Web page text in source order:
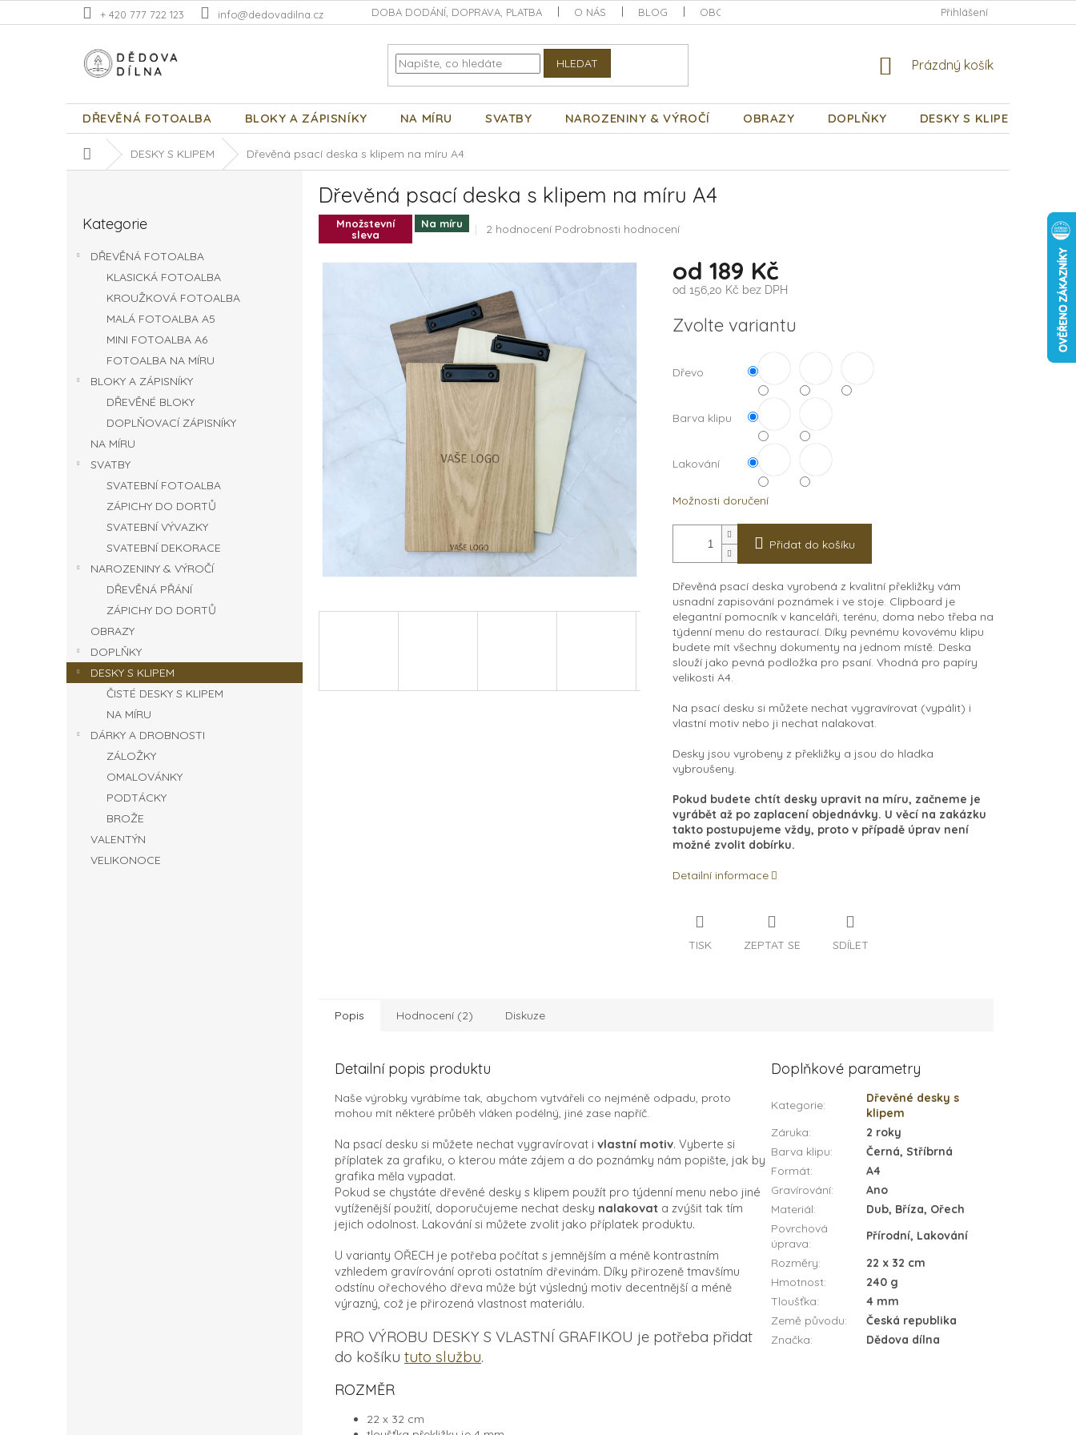
na
+ 420 777 722 123 info@dedovadilna.cz DOBA DODÁNÍ, DOPRAVA, PLATBA O NÁS BLOG OBCHODNÍ PODMÍNKY PODMÍNKY OCHRANY OSOBNÍCH ÚDAJŮ
Přihlášení
HLEDAT
NÁKUPNÍ
Prázdný košík
DŘEVĚNÁ FOTOALBA BLOKY A ZÁPISNÍKY NA MÍRU SVATBY NAROZENINY & VÝROČÍ OBRAZY DOPLŇKY DESKY S KLIPEM
Domů DESKY S KLIPEM Dřevěná psací deska s klipem na míru A4
kategorie
Kategorie
DŘEVĚNÁ FOTOALBA
KLASICKÁ FOTOALBA
KROUŽKOVÁ FOTOALBA
MALÁ FOTOALBA A5
MINI FOTOALBA A6
FOTOALBA NA MÍRU
BLOKY A ZÁPISNÍKY
DŘEVĚNÉ BLOKY
DOPLŇOVACÍ ZÁPISNÍKY
NA MÍRU
SVATBY
SVATEBNÍ FOTOALBA
ZÁPICHY DO DORTŮ
SVATEBNÍ VÝVAZKY
SVATEBNÍ DEKORACE
NAROZENINY & VÝROČÍ
DŘEVĚNÁ PŘÁNÍ
ZÁPICHY DO DORTŮ
OBRAZY
DOPLŇKY
DESKY S KLIPEM
ČISTÉ DESKY S KLIPEM
NA MÍRU
DÁRKY A DROBNOSTI
ZÁLOŽKY
OMALOVÁNKY
PODTÁCKY
BROŽE
VALENTÝN
VELIKONOCE
Dřevěná psací deska s klipem na míru A4
Množstevní
sleva
Na míru
Průměrné
z
5
hvězdiček.
2 hodnocení Podrobnosti hodnocení
od 189 Kč
od 156,20 Kč bez DPH
cena:
Zvolte variantu
Dřevo
Barva klipu
Lakování
Možnosti doručení
Přidat do košíku
Dřevěná psací deska vyrobená z kvalitní překližky vám
usnadní zapisování poznámek i ve stoje. Clipboard je
elegantní pomocník v kanceláři, terénu, doma nebo třeba na
týdenní menu do restaurací. Díky pevnému kovovému klipu
budete mít všechny dokumenty na jednom místě. Deska
slouží jako pevná podložka pro psaní. Vhodná pro papíry
velikosti A4.
Na psací desku si můžete nechat vygravírovat (vypálit) i
vlastní motiv nebo ji nechat nalakovat.
Desky jsou vyrobeny z překližky a jsou do hladka
vybroušeny.
Pokud budete chtít desky upravit na míru, začneme je
vyrábět až po zaplacení objednávky. U věcí na zakázku
takto postupujeme vždy, proto v případě úprav není
možné zvolit dobírku.
Detailní informace
TISK ZEPTAT SE SDÍLET
Popis Hodnocení (2) Diskuze
Detailní popis produktu
Naše výrobky vyrábíme tak, abychom vytvářeli co nejméně odpadu, proto
mohou mít některé průběh vláken podélný, jiné zase napříč.
Na psací desku si můžete nechat vygravírovat i vlastní motiv. Vyberte si
příplatek za grafiku, o kterou máte zájem a do poznámky nám popište, jak by
grafika měla vypadat.
Pokud se chystáte dřevěné desky s klipem použít pro týdenní menu nebo jiné
vytíženější použití, doporučujeme nechat desky nalakovat a zvýšit tak tím
jejich odolnost. Lakování si můžete zvolit jako příplatek produktu.
U varianty OŘECH je potřeba počítat s jemnějším a méně kontrastním
vzhledem gravírování oproti ostatním dřevinám. Díky přirozeně tmavšímu
odstínu ořechového dřeva může být výsledný motiv decentnější a méně
výrazný, což je přirozená vlastnost materiálu.
PRO VÝROBU DESKY S VLASTNÍ GRAFIKOU je potřeba přidat
do košíku tuto službu.
ROZMĚR
22 x 32 cm
Doplňkové parametry
Kategorie:
Dřevěné desky s
klipem
Záruka:
2 roky
Barva klipu:
Černá, Stříbrná
Formát:
A4
Gravírování:
Ano
Materiál:
Dub, Bříza, Ořech
Povrchová
úprava:
Přírodní, Lakování
Rozměry:
22 x 32 cm
Hmotnost:
240 g
Tloušťka:
4 mm
Země původu:
Česká republika
Značka: Dědova dílna